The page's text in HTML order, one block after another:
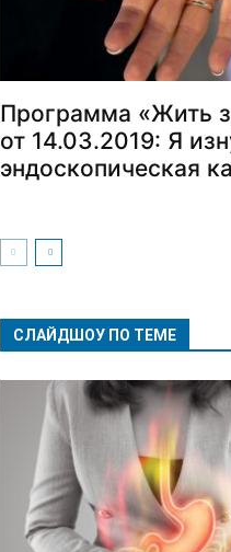
Программа «Жить
от 14.03.2019: Я
эндоскопическая
СЛАЙДШОУ ПО ТЕМЕ